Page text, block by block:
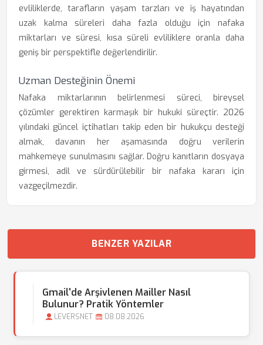
evliliklerde, tarafların yaşam tarzları ve iş hayatından
uzak kalma süreleri daha fazla olduğu için nafaka
miktarları ve süresi, kısa süreli evliliklere oranla daha
geniş bir perspektifle değerlendirilir.
Uzman Desteğinin Önemi
Nafaka miktarlarının belirlenmesi süreci, bireysel
çözümler gerektiren karmaşık bir hukuki süreçtir. 2026
yılındaki güncel içtihatları takip eden bir hukukçu desteği
almak, davanın her aşamasında doğru verilerin
mahkemeye sunulmasını sağlar. Doğru kanıtların dosyaya
girmesi, adil ve sürdürülebilir bir nafaka kararı için
vazgeçilmezdir.
BENZER YAZILAR
Gmail'de Arşivlenen Mailler Nasıl
Bulunur? Pratik Yöntemler
LEVERSNET 08.08.2026